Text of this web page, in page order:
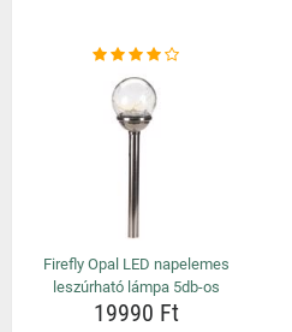
Firefly Opal LED napelemes
leszúrható lámpa 5db-os
19990 Ft